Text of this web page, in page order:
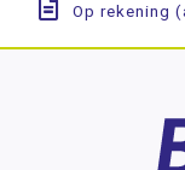
Op rekening